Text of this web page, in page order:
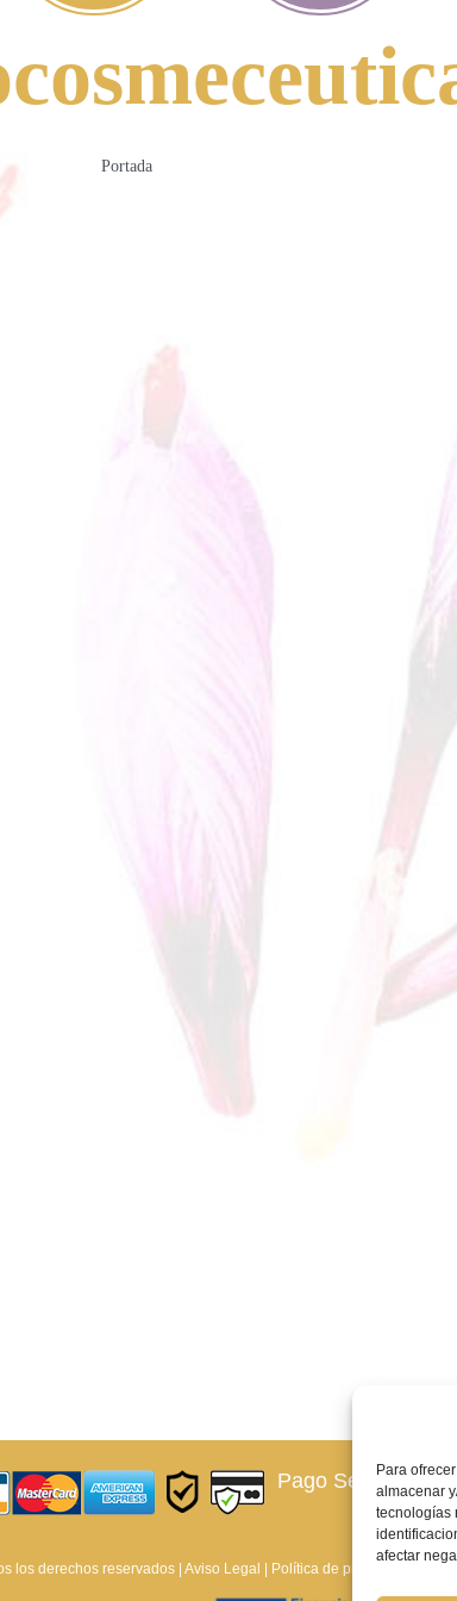
Para
almacenar
tecnologías
afectar
Portada
Pago Seguro –
los derechos reservados | Aviso Legal Política de privacidad